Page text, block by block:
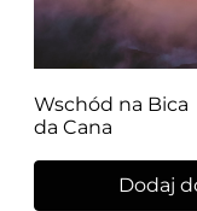
Wschód na Bica
da Cana
Dodaj